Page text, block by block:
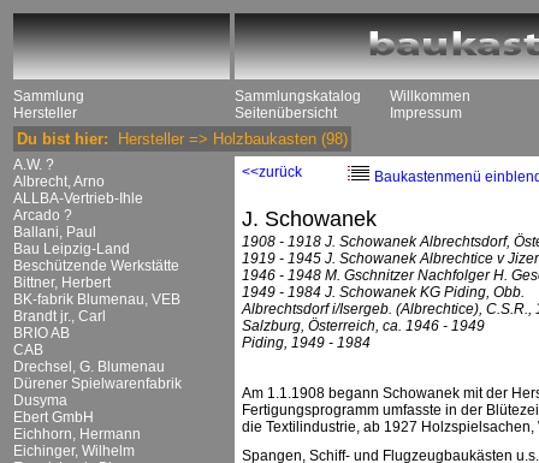
Sammlung
Hersteller
Sammlungskatalog
Seitenübersicht
Willkommen
Impressum
Du bist hier: Hersteller => Holzbaukasten (98)
A.W. ?
Albrecht, Arno
ALLBA-Vertrieb-Ihle
Arcado ?
Ballani, Paul
Bau Leipzig-Land
Beschützende Werkstätte
Bittner, Herbert
BK-fabrik Blumenau, VEB
Brandt jr., Carl
BRIO AB
CAB
Drechsel, G. Blumenau
Dürener Spielwarenfabrik
Dusyma
Ebert GmbH
Eichhorn, Hermann
Eichinger, Wilhelm
<<zurück Baukastenmenü
J. Schowanek
1908 - 1918 J. Schowanek Albrechtsdorf,
1919 - 1945 J. Schowanek Albrechtice v
1946 - 1948 M. Gschnitzer Nachfolger H.
1949 - 1984 J. Schowanek KG Piding, Obb.
Albrechtsdorf i/Isergeb. (Albrechtice), C.S.R.,
Salzburg, Österreich, ca. 1946 - 1949
Piding, 1949 - 1984
Am 1.1.1908 begann Schowanek mit der
Fertigungsprogramm umfasste in der
die Textilindustrie, ab 1927
Spangen, Schiff- und Flugzeugbaukästen